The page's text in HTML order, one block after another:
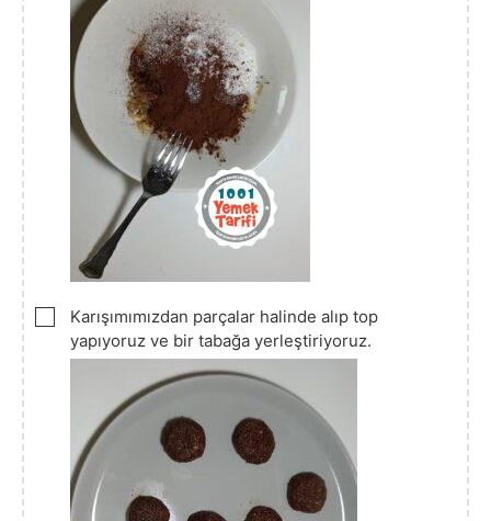
▢
Karışımımızdan parçalar halinde alıp top
yapıyoruz ve bir tabağa yerleştiriyoruz.